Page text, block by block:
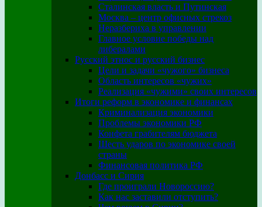
Сталинская власть и Путинская
Москва – центр офисных стрекоз
Неразбериха в управлении
Главное условие победы над
либералами
Русский этнос и русский бизнес
Цели и задачи «чужого» бизнеса
Область интересов «чужих»
Реализация «чужими» своих интересов
Итоги реформ в экономике и финансах
Криминализация экономики
Проблемы экономики РФ
Конфета грабителям бюджета
Шесть ударов по экономике своей
страны
Финансовая политика РФ
Донбасс и Сирия
Где проиграли Новороссию?
Как нас заставили отступить?